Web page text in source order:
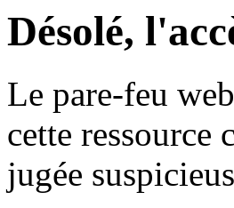
Désolé,
Le pare-feu
cette ressource
jugée